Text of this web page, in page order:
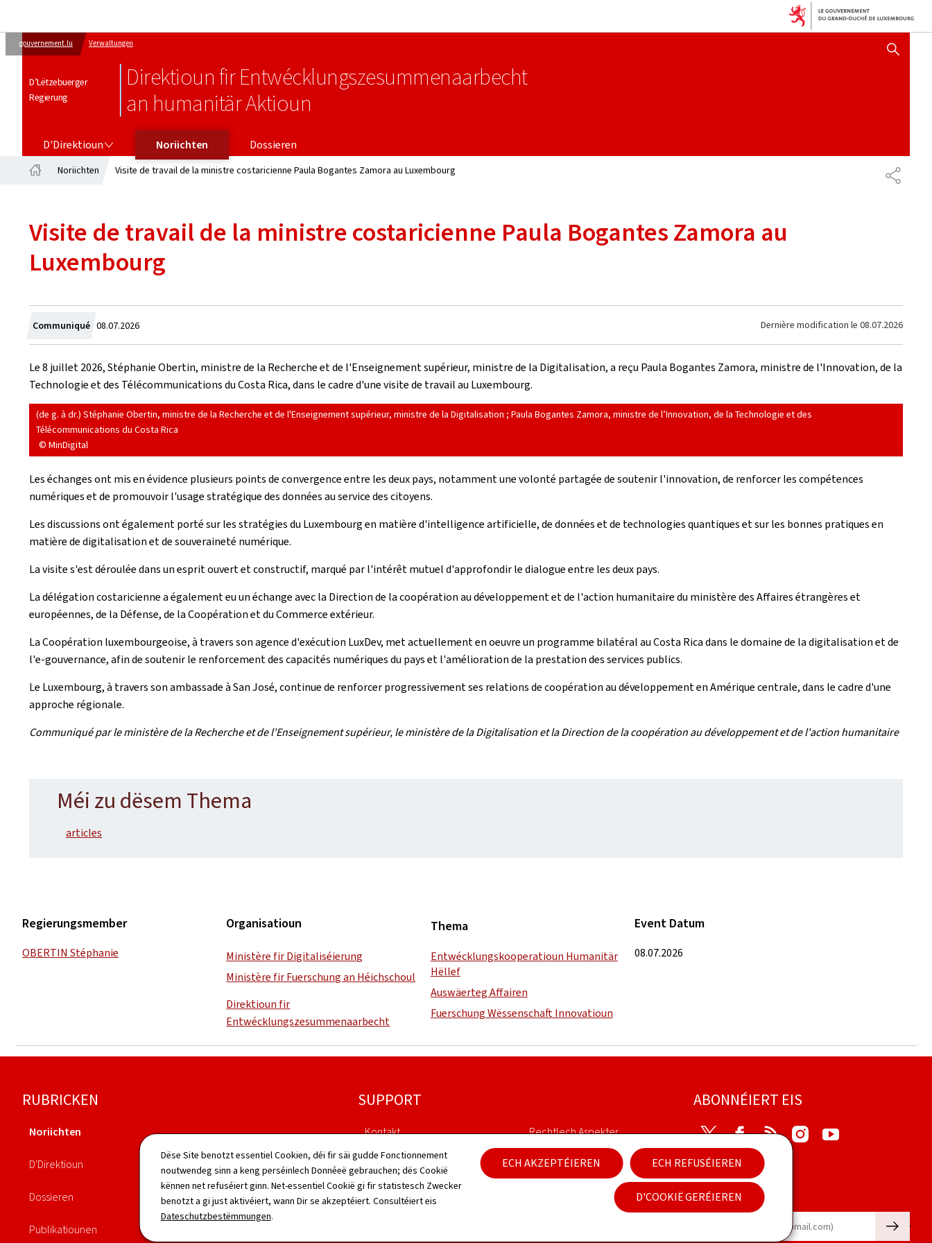
Dëse Site benotzt essentiel Cookien, déi fir säi gudde Fonctionnement
noutwendeg sinn a keng perséinlech Donnéeë gebrauchen; dës Cookië
kënnen net refuséiert ginn. Net-essentiel Cookië gi fir statistesch Zwecker
benotzt a gi just aktivéiert, wann Dir se akzeptéiert. Consultéiert eis
Dateschutzbestëmmungen.
ECH AKZEPTÉIEREN ECH REFUSÉIEREN
D'COOKIË GERÉIEREN
gouvernement.lu Verwaltungen
D’Lëtzebuerger
Regierung
Direktioun fir Entwécklungszesummenaarbecht
an humanitär Aktioun
SHOW HIDE SEARCH
D'Direktioun Noriichten
Dossieren
Noriichten Visite de travail de la ministre costaricienne Paula Bogantes Zamora au Luxembourg
Visite de travail de la ministre costaricienne Paula Bogantes Zamora au
Luxembourg
Communiqué Created
on
08.07.2026 Dernière modification le 08.07.2026
Le 8 juillet 2026, Stéphanie Obertin, ministre de la Recherche et de l'Enseignement supérieur, ministre de la Digitalisation, a reçu Paula Bogantes Zamora, ministre de l'Innovation, de la
Technologie et des Télécommunications du Costa Rica, dans le cadre d'une visite de travail au Luxembourg.
(de g. à dr.) Stéphanie Obertin, ministre de la Recherche et de l'Enseignement supérieur, ministre de la Digitalisation ; Paula Bogantes Zamora, ministre de l’Innovation, de la Technologie et des
Télécommunications du Costa Rica
© MinDigital
Les échanges ont mis en évidence plusieurs points de convergence entre les deux pays, notamment une volonté partagée de soutenir l'innovation, de renforcer les compétences
numériques et de promouvoir l'usage stratégique des données au service des citoyens.
Les discussions ont également porté sur les stratégies du Luxembourg en matière d'intelligence artificielle, de données et de technologies quantiques et sur les bonnes pratiques en
matière de digitalisation et de souveraineté numérique.
La visite s'est déroulée dans un esprit ouvert et constructif, marqué par l'intérêt mutuel d'approfondir le dialogue entre les deux pays.
La délégation costaricienne a également eu un échange avec la Direction de la coopération au développement et de l'action humanitaire du ministère des Affaires étrangères et
européennes, de la Défense, de la Coopération et du Commerce extérieur.
La Coopération luxembourgeoise, à travers son agence d'exécution LuxDev, met actuellement en oeuvre un programme bilatéral au Costa Rica dans le domaine de la digitalisation et de
l'e-gouvernance, afin de soutenir le renforcement des capacités numériques du pays et l'amélioration de la prestation des services publics.
Le Luxembourg, à travers son ambassade à San José, continue de renforcer progressivement ses relations de coopération au développement en Amérique centrale, dans le cadre d'une
approche régionale.
Communiqué par le ministère de la Recherche et de l'Enseignement supérieur, le ministère de la Digitalisation et la Direction de la coopération au développement et de l'action humanitaire
Méi zu dësem Thema
articles
Regierungsmember
OBERTIN Stéphanie
Organisatioun
Ministère fir Digitaliséierung
Ministère fir Fuerschung an Héichschoul
Direktioun fir
Entwécklungszesummenaarbecht
Thema
Entwécklungskooperatioun Humanitär
Hëllef
Auswäerteg Affairen
Fuerschung Wëssenschaft Innovatioun
Event Datum
08.07.2026
Fousszeil
RUBRICKEN
Noriichten
D'Direktioun
Dossieren
Publikatiounen
Legislatioun
Annuaire
SUPPORT
Kontakt
Sitemap
Iwwert dës Websäit
Rechtlech Aspekter
Accessibilitéitserklärung
Gestioun vu Cookien
ABONNÉIERT EIS
TwitterFacebook
RSS Instagram
Newsletter
🡒